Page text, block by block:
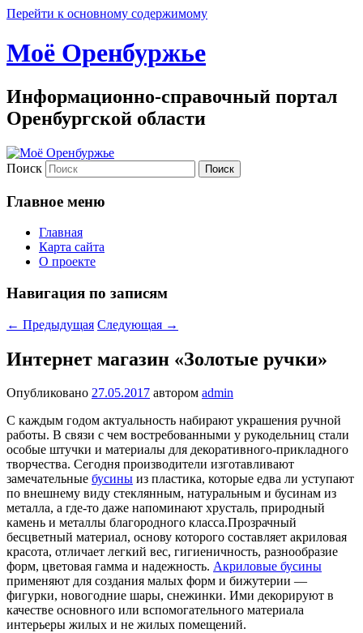
Перейти к основному содержимому
Моё Оренбуржье
Информационно-справочный портал
Оренбургской области
Поиск
Главное меню
Главная
Карта сайта
О проекте
Навигация по записям
← Предыдущая Следующая →
Интернет магазин «Золотые ручки»
Опубликовано 27.05.2017 автором admin
С каждым годом актуальность набирают украшения ручной
работы. В связи с чем востребованными у рукодельниц стали
особые штучки и материалы для декоративного-прикладного
творчества. Сегодня производители изготавливают
замечательные бусины из пластика, которые едва ли уступают
по внешнему виду стеклянным, натуральным и бусинам из
металла, а где-то даже напоминают хрусталь, природный
камень и металлы благородного класса.Прозрачный
бесцветный материал, основу которого составляет акриловая
красота, отличает легкий вес, гигиеничность, разнообразие
форм, цветовая гамма и надежность. Акриловые бусины
применяют для создания малых форм и бижутерии —
фигурки, новогодние шары, снежинки. Ими декорируют в
качестве основного или вспомогательного материала
интерьеры жилых и не жилых помещений.